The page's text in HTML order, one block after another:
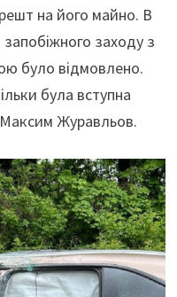
на його майно. В
заходу з
було відмовлено.
була вступна
Журавльов.